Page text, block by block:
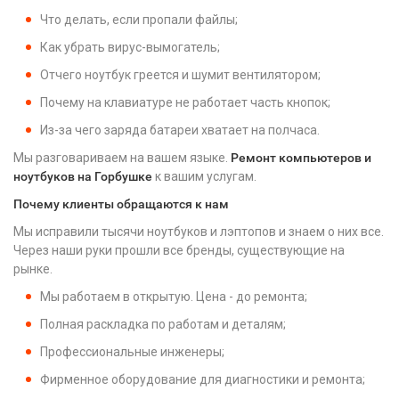
Что делать, если пропали файлы;
Как убрать вирус-вымогатель;
Отчего ноутбук греется и шумит вентилятором;
Почему на клавиатуре не работает часть кнопок;
Из-за чего заряда батареи хватает на полчаса.
Мы разговариваем на вашем языке. Ремонт компьютеров и
ноутбуков на Горбушке к вашим услугам.
Почему клиенты обращаются к нам
Мы исправили тысячи ноутбуков и лэптопов и знаем о них все.
Через наши руки прошли все бренды, существующие на
рынке.
Мы работаем в открытую. Цена - до ремонта;
Полная раскладка по работам и деталям;
Профессиональные инженеры;
Фирменное оборудование для диагностики и ремонта;